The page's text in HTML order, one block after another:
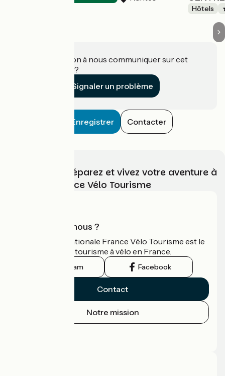
Hôtels
Une information à nous communiquer sur cet
établissement ?
Signaler un problème
Enregistrer Contacter
Choisissez, préparez et vivez votre aventure à
vélo avec France Vélo Tourisme
Qui sommes-nous ?
L'association nationale France Vélo Tourisme est le
guide officiel du tourisme à vélo en France.
Instagram Facebook
Contact
Notre mission